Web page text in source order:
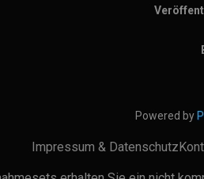
Powered by
Impressum & Datenschutz